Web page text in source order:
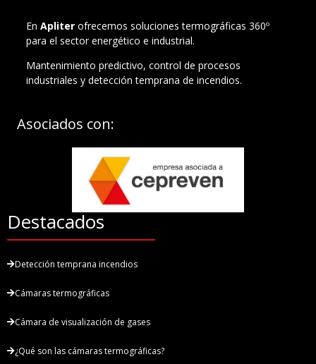
En Apliter ofrecemos soluciones termográficas 360º
para el sector energético e industrial.
Mantenimiento predictivo, control de procesos
industriales y detección temprana de incendios.
Asociados con:
Destacados
Detección temprana incendios
Cámaras termográficas
Cámara de visualización de gases
¿Qué son las cámaras termográficas?